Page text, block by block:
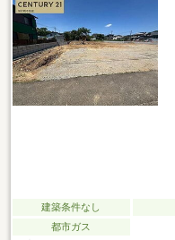
建築条件なし
都市ガス